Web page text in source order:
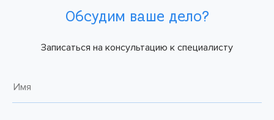
Обсудим ваше дело?
Записаться на консультацию к специалисту